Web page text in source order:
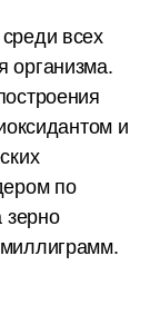
всех
организма.
и
по